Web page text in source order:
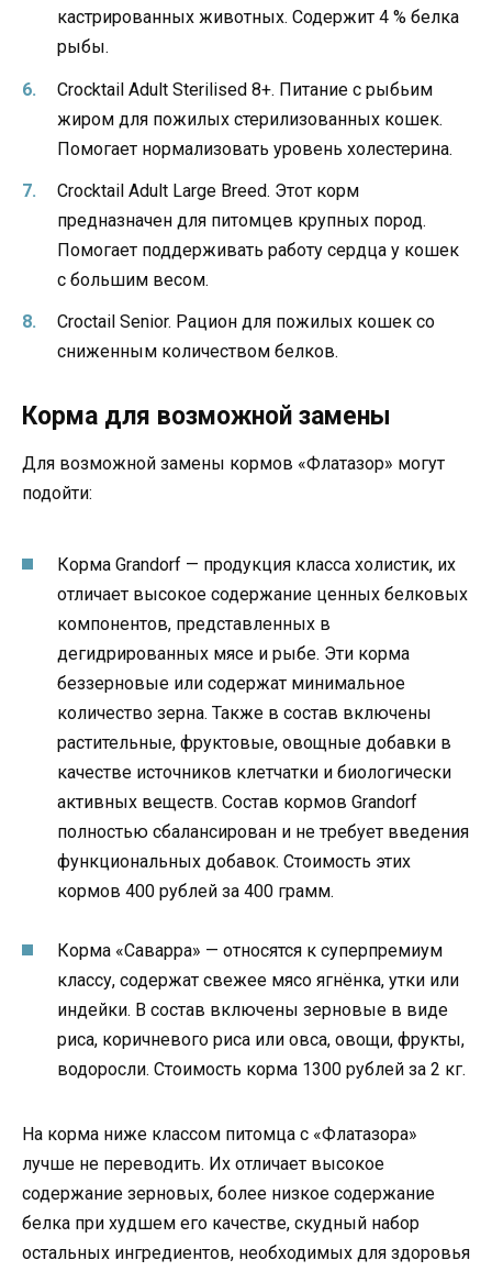
кастрированных животных. Содержит 4 % белка
рыбы.
Crocktail Adult Sterilised 8+. Питание с рыбьим
жиром для пожилых стерилизованных кошек.
Помогает нормализовать уровень холестерина.
Crocktail Adult Large Breed. Этот корм
предназначен для питомцев крупных пород.
Помогает поддерживать работу сердца у кошек
с большим весом.
Croctail Senior. Рацион для пожилых кошек со
сниженным количеством белков.
Корма для возможной замены
Для возможной замены кормов «Флатазор» могут
подойти:
Корма Grandorf — продукция класса холистик, их
отличает высокое содержание ценных белковых
компонентов, представленных в
дегидрированных мясе и рыбе. Эти корма
беззерновые или содержат минимальное
количество зерна. Также в состав включены
растительные, фруктовые, овощные добавки в
качестве источников клетчатки и биологически
активных веществ. Состав кормов Grandorf
полностью сбалансирован и не требует введения
функциональных добавок. Стоимость этих
кормов 400 рублей за 400 грамм.
Корма «Саварра» — относятся к суперпремиум
классу, содержат свежее мясо ягнёнка, утки или
индейки. В состав включены зерновые в виде
риса, коричневого риса или овса, овощи, фрукты,
водоросли. Стоимость корма 1300 рублей за 2 кг.
На корма ниже классом питомца с «Флатазора»
лучше не переводить. Их отличает высокое
содержание зерновых, более низкое содержание
белка при худшем его качестве, скудный набор
остальных ингредиентов, необходимых для здоровья